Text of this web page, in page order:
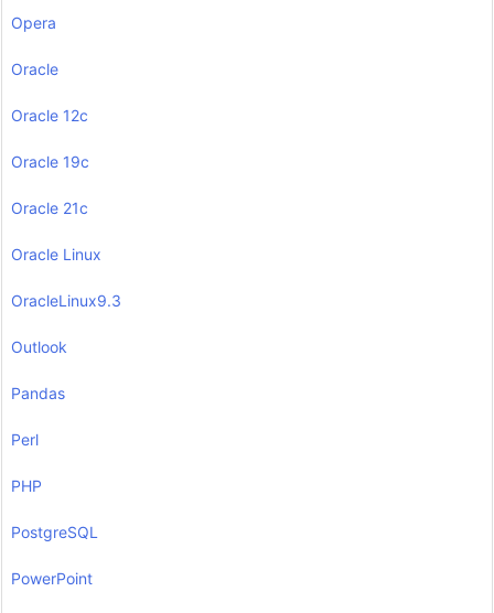
Opera
Oracle
Oracle 12c
Oracle 19c
Oracle 21c
Oracle Linux
OracleLinux9.3
Outlook
Pandas
Perl
PHP
PostgreSQL
PowerPoint